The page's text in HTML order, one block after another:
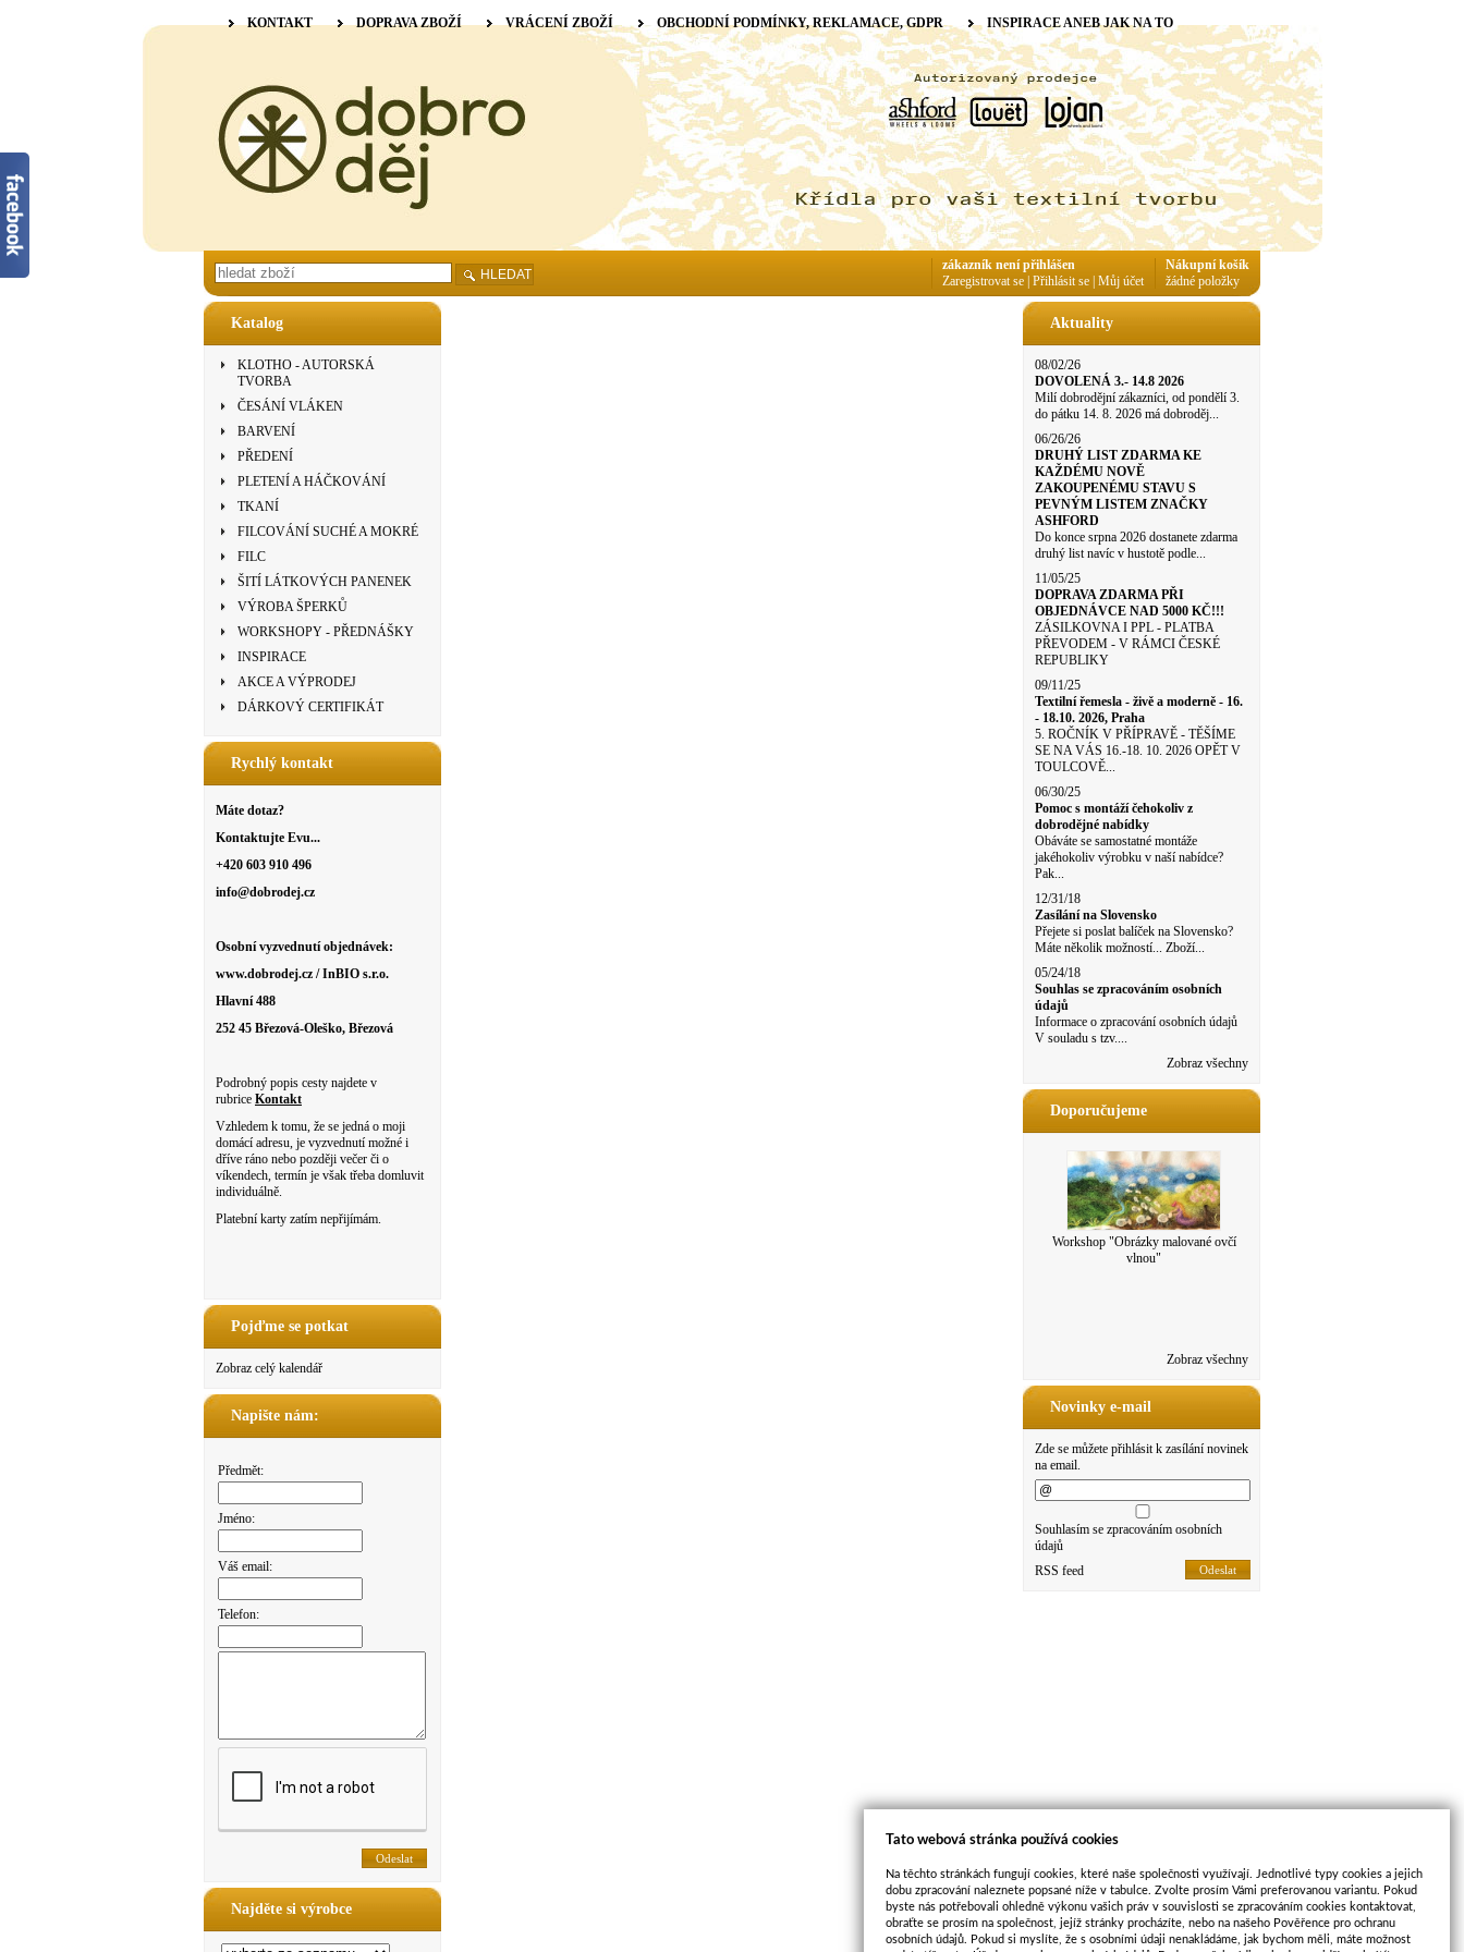
Katalog
KLOTHO - AUTORSKÁ
TVORBA
ČESÁNÍ VLÁKEN
BARVENÍ
PŘEDENÍ
PLETENÍ A HÁČKOVÁNÍ
TKANÍ
FILCOVÁNÍ SUCHÉ A MOKRÉ
FILC
ŠITÍ LÁTKOVÝCH PANENEK
VÝROBA ŠPERKŮ
WORKSHOPY - PŘEDNÁŠKY
INSPIRACE
AKCE A VÝPRODEJ
DÁRKOVÝ CERTIFIKÁT
Rychlý kontakt
Máte dotaz?
Kontaktujte Evu...
+420 603 910 496
info@dobrodej.cz
Osobní vyzvednutí objednávek:
www.dobrodej.cz / InBIO s.r.o.
Hlavní 488
252 45 Březová-Oleško, Březová
Podrobný popis cesty najdete v
rubrice Kontakt
Vzhledem k tomu, že se jedná o moji
domácí adresu, je vyzvednutí možné i
dříve ráno nebo později večer či o
víkendech, termín je však třeba domluvit
individuálně.
Platební karty zatím nepřijímám.
Pojďme se potkat
Zobraz celý kalendář
Napište nám:
Předmět:
Jméno:
Váš email:
Telefon:
Najděte si výrobce
Aktuality
08/02/26
DOVOLENÁ 3.- 14.8 2026
Milí dobrodějní zákazníci, od pondělí 3.
do pátku 14. 8. 2026 má dobroděj...
06/26/26
DRUHÝ LIST ZDARMA KE
KAŽDÉMU NOVĚ
ZAKOUPENÉMU STAVU S
PEVNÝM LISTEM ZNAČKY
ASHFORD
Do konce srpna 2026 dostanete zdarma
druhý list navíc v hustotě podle...
11/05/25
DOPRAVA ZDARMA PŘI
OBJEDNÁVCE NAD 5000 KČ!!!
ZÁSILKOVNA I PPL - PLATBA
PŘEVODEM - V RÁMCI ČESKÉ
REPUBLIKY
09/11/25
Textilní řemesla - živě a moderně - 16.
- 18.10. 2026, Praha
5. ROČNÍK V PŘÍPRAVĚ - TĚŠÍME
SE NA VÁS 16.-18. 10. 2026 OPĚT V
TOULCOVĚ...
06/30/25
Pomoc s montáží čehokoliv z
dobrodějné nabídky
Obáváte se samostatné montáže
jakéhokoliv výrobku v naší nabídce?
Pak...
12/31/18
Zasílání na Slovensko
Přejete si poslat balíček na Slovensko?
Máte několik možností... Zboží...
05/24/18
Souhlas se zpracováním osobních
údajů
Informace o zpracování osobních údajů
V souladu s tzv....
Zobraz všechny
Doporučujeme
Workshop "Obrázky malované ovčí
vlnou"
Zobraz všechny
Novinky e-mail
Zde se můžete přihlásit k zasílání novinek
na email.
Souhlasím se zpracováním osobních
údajů
Odeslat
RSS feed
KONTAKT DOPRAVA ZBOŽÍ VRÁCENÍ ZBOŽÍ OBCHODNÍ PODMÍNKY, REKLAMACE, GDPR INSPIRACE ANEB JAK NA TO
HLEDAT
Nákupní košík
žádné položky
zákazník není přihlášen
Zaregistrovat se Přihlásit se Můj účet
Tato webová stránka používá cookies
Na těchto stránkách fungují cookies, které naše společnosti využívají. Jednotlivé typy cookies a jejich
dobu zpracování naleznete popsané níže v tabulce. Zvolte prosím Vámi preferovanou variantu. Pokud
byste nás potřebovali ohledně výkonu vašich práv v souvislosti se zpracováním cookies kontaktovat,
obraťte se prosím na společnost, jejíž stránky procházíte, nebo na našeho Pověřence pro ochranu
osobních údajů. Pokud si myslíte, že s osobními údaji nenakládáme, jak bychom měli, máte možnost